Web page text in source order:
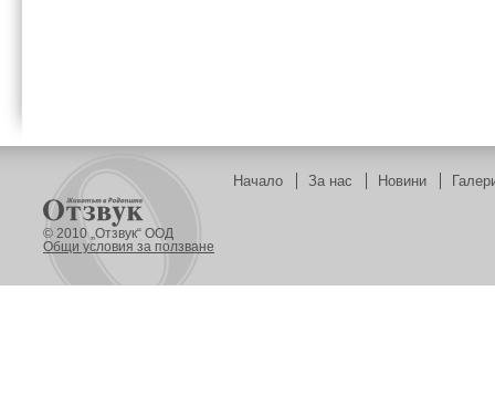
Начало За нас Новини
© 2010 „Отзвук“ ООД
Общи условия за ползване